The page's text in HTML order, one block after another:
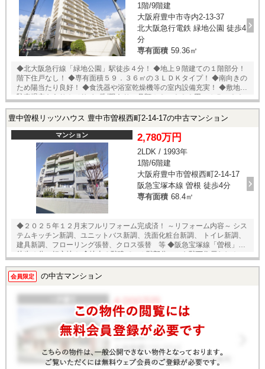
1階/9階建
大阪府豊中市寺内2-13-37
北大阪急行電鉄 緑地公園 徒歩4
分
専有面積 59.36㎡
◆北大阪急行線「緑地公園」駅徒歩４分！ ◆地上９階建ての１階部分！
階下住戸なし！ ◆専有面積５９．３６㎡の３ＬＤＫタイプ！ ◆南向きの
ため陽当たり良好！ ◆食洗器や浴室乾燥機等の室内設備充実！ ◆敷地内
駐車場空きあり！（サイズ制限あり、月額１３，０００円～１５，００
２年６月リフォーム履歴あり！ ★内覧予約受付中★ 当店までお電話いた
よりお問い合わせ下さい！
豊中曽根リッツハウス 豊中市曽根西町2-14-17の中古マンション
マンション 2,780万円
2LDK / 1993年
1階/6階建
大阪府豊中市曽根西町2-14-17
阪急宝塚本線 曽根 徒歩4分
専有面積 68.4㎡
◆２０２５年１２月末フルリフォーム完成済！ ～リフォーム内容～ シス
テムキッチン新調、ユニットバス新調、洗面化粧台新調、 トイレ新調、
建具新調、フローリング張替、クロス張替 等 ◆阪急宝塚線「曽根」駅
徒歩４分の好立地！ ◆地上６階建ての１階部分につき階下住戸なし！ ◆
たりとした広さ！ ◆全居室に窓・収納スペースあり！ ◆２面バルコニー
につき、陽当たり・通風良好！ ◆共用部にはオートロックを完備！ ★内
覧予約受付中！★ 当店までお電話いただくか、もしくは24時間対応可能
「内覧予約・お問い合わせ」フォームよりお問い合わせ下さい！
会員限定 の中古マンション